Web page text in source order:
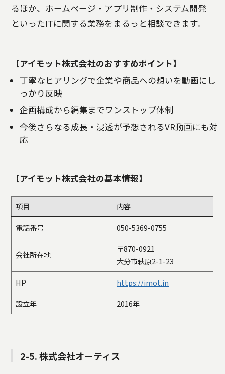
るほか、ホームページ・アプリ制作・システム開発
といったITに関する業務をまるっと相談できます。
【アイモット株式会社のおすすめポイント】
丁寧なヒアリングで企業や商品への想いを動画にし
っかり反映
企画構成から編集までワンストップ体制
今後さらなる成長・浸透が予想されるVR動画にも対
応
【アイモット株式会社の基本情報】
項目 内容
電話番号 050-5369-0755
会社所在地
〒870-0921
大分市萩原2-1-23
HP
https://imot.in
設立年
2016年
2-5. 株式会社オーティス